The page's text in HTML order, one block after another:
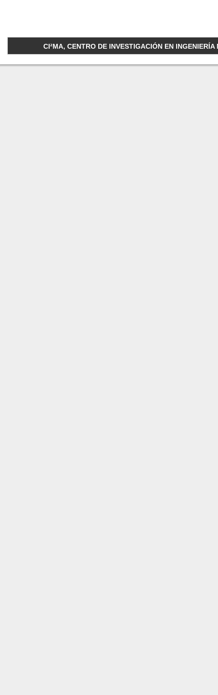
CI²MA, CENTRO DE INVESTIGACIÓN EN